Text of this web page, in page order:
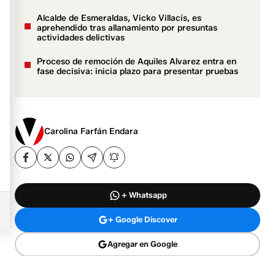
Alcalde de Esmeraldas, Vicko Villacís, es
aprehendido tras allanamiento por presuntas
actividades delictivas
Proceso de remoción de Aquiles Alvarez entra en
fase decisiva: inicia plazo para presentar pruebas
Carolina Farfán Endara
+ Whatsapp
+ Google Discover
Agregar en Google